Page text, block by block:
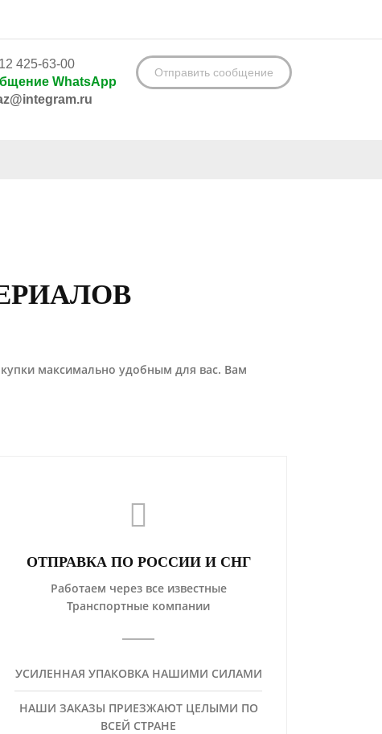
425-63-00
WhatsApp
Отправить сообщение
максимально удобным для вас. Вам
ОТПРАВКА ПО РОССИИ И СНГ
Работаем через все известные
Транспортные компании
УСИЛЕННАЯ УПАКОВКА НАШИМИ СИЛАМИ
НАШИ ЗАКАЗЫ ПРИЕЗЖАЮТ ЦЕЛЫМИ ПО
ВСЕЙ СТРАНЕ